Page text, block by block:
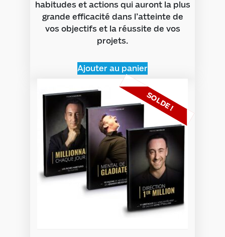
habitudes et actions qui auront la plus
grande efficacité dans l’atteinte de
vos objectifs et la réussite de vos
projets.
Ajouter au panier
SOLDE !